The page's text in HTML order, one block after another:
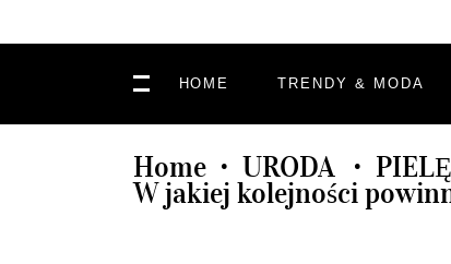
HOME TRENDY & MODA
Home • URODA •
W jakiej kolejności